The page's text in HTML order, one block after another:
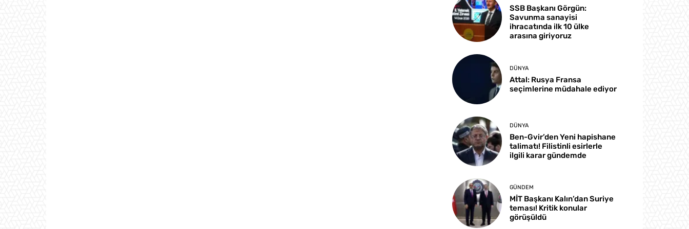
SSB Başkanı Görgün:
Savunma sanayisi
ihracatında ilk 10 ülke
arasına giriyoruz
DÜNYA
Attal: Rusya Fransa
seçimlerine müdahale ediyor
DÜNYA
Ben-Gvir’den Yeni hapishane
talimatı! Filistinli esirlerle
ilgili karar gündemde
GÜNDEM
MİT Başkanı Kalın’dan Suriye
teması! Kritik konular
görüşüldü